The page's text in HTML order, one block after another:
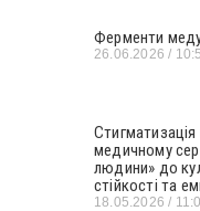
Ферменти
26.06.2026
Стигматизація
медичному
людини» до
стійкості та
18.05.2026